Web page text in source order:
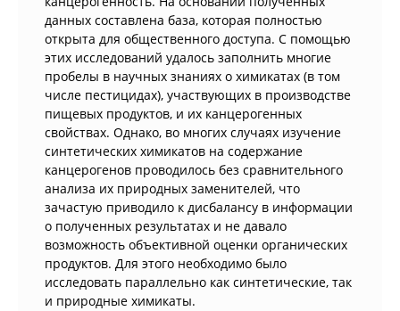
данных составлена база, которая полностью
открыта для общественного доступа. С помощью
этих исследований удалось заполнить многие
пробелы в научных знаниях о химикатах (в том
числе пестицидах), участвующих в производстве
пищевых продуктов, и их канцерогенных
свойствах. Однако, во многих случаях изучение
синтетических химикатов на содержание
канцерогенов проводилось без сравнительного
анализа их природных заменителей, что
зачастую приводило к дисбалансу в информации
о полученных результатах и не давало
возможность объективной оценки органических
продуктов. Для этого необходимо было
исследовать параллельно как синтетические, так
и природные химикаты.